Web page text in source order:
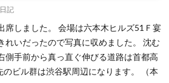
記
席しました。 会場は六本木ヒルズ51Ｆ宴
れいだったので写真に収めました。 沈む
側手前から真っ直ぐ伸びる道路は首都高
ビル群は渋谷駅周辺になります。 （本